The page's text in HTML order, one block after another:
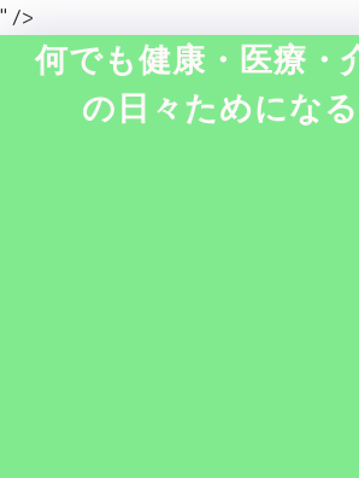
" />
何でも健康・医療・
の日々ためにな